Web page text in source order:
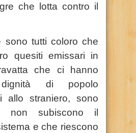
che lotta contro il
sono tutti coloro che
quesiti emissari in
che ci hanno
di popolo
allo straniero, sono
non subiscono il
e che riescono